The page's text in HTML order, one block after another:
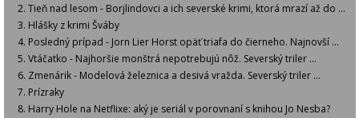
Tieň nad lesom - Borjlindovci a ich severské krimi, ktorá mrazí až do ...
Hlášky z krimi Šváby
Posledný prípad - Jorn Lier Horst opäť triafa do čierneho. Najnovší ...
Vtáčatko - Najhoršie monštrá nepotrebujú nôž. Severský triler ...
Zmenárik - Modelová železnica a desivá vražda. Severský triler ...
Prízraky
Harry Hole na Netflixe: aký je seriál v porovnaní s knihou Jo Nesba?